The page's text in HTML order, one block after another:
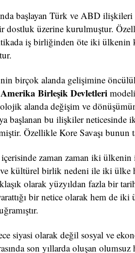
başlayan Türk ve ABD
dostluk üzerine kurulmuştur.
iş birliğinden öte iki
birçok alanda gelişimine
Amerika Birleşik Devletleri
alanda değişim ve
başlanan bu ilişkiler neticesinde
Özellikle Kore Savaşı
zaman zaman iki
kültürel birlik nedeni ile iki
olarak yüzyıldan fazla bir
bir netice olarak hem de
siyasi olarak değil sosyal ve
son yıllarda oluşan olumsuz